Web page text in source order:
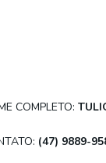
COMPLETO:
(47) 9889-